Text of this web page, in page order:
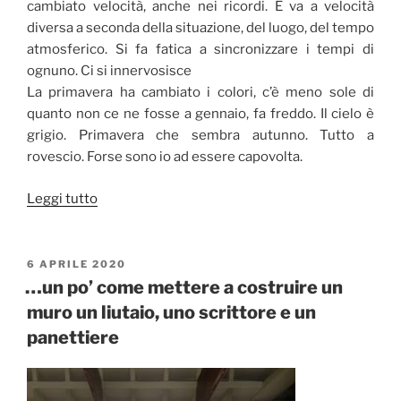
chi
quel
pugno
l’ha
già
ricevuto
e
ne
arrivare
senza
possibilità
di
difesa?”
cambiato velocità, anche nei ricordi. E va a velocità
diversa a seconda della situazione, del luogo, del tempo
atmosferico. Si fa fatica a sincronizzare i tempi di
ognuno. Ci si innervosisce
La primavera ha cambiato i colori, c’è meno sole di
quanto non ce ne fosse a gennaio, fa freddo. Il cielo è
grigio. Primavera che sembra autunno. Tutto a
rovescio. Forse sono io ad essere capovolta.
Leggi tutto“Tutto
PUBBLICATO
6 APRILE 2020
…un po’ come mettere a costruire un
muro un liutaio, uno scrittore e un
panettiere